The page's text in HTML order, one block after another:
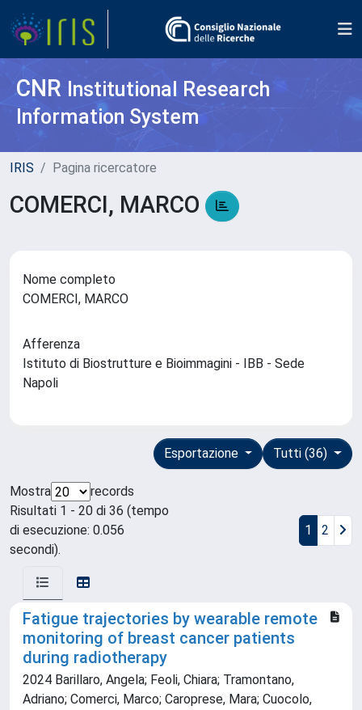
CNR Institutional Research
Information System
IRIS Pagina ricercatore
COMERCI, MARCO
Nome completo
COMERCI, MARCO
Afferenza
Istituto di Biostrutture e Bioimmagini - IBB - Sede
Napoli
Tutti (36)
Esportazione
Mostra
records
Risultati 1 - 20 di 36 (tempo
di esecuzione: 0.056
secondi).
1 2
Fatigue trajectories by wearable remote
monitoring of breast cancer patients
during radiotherapy
2024 Barillaro, Angela; Feoli, Chiara; Tramontano,
Adriano; Comerci, Marco; Caroprese, Mara; Cuocolo,